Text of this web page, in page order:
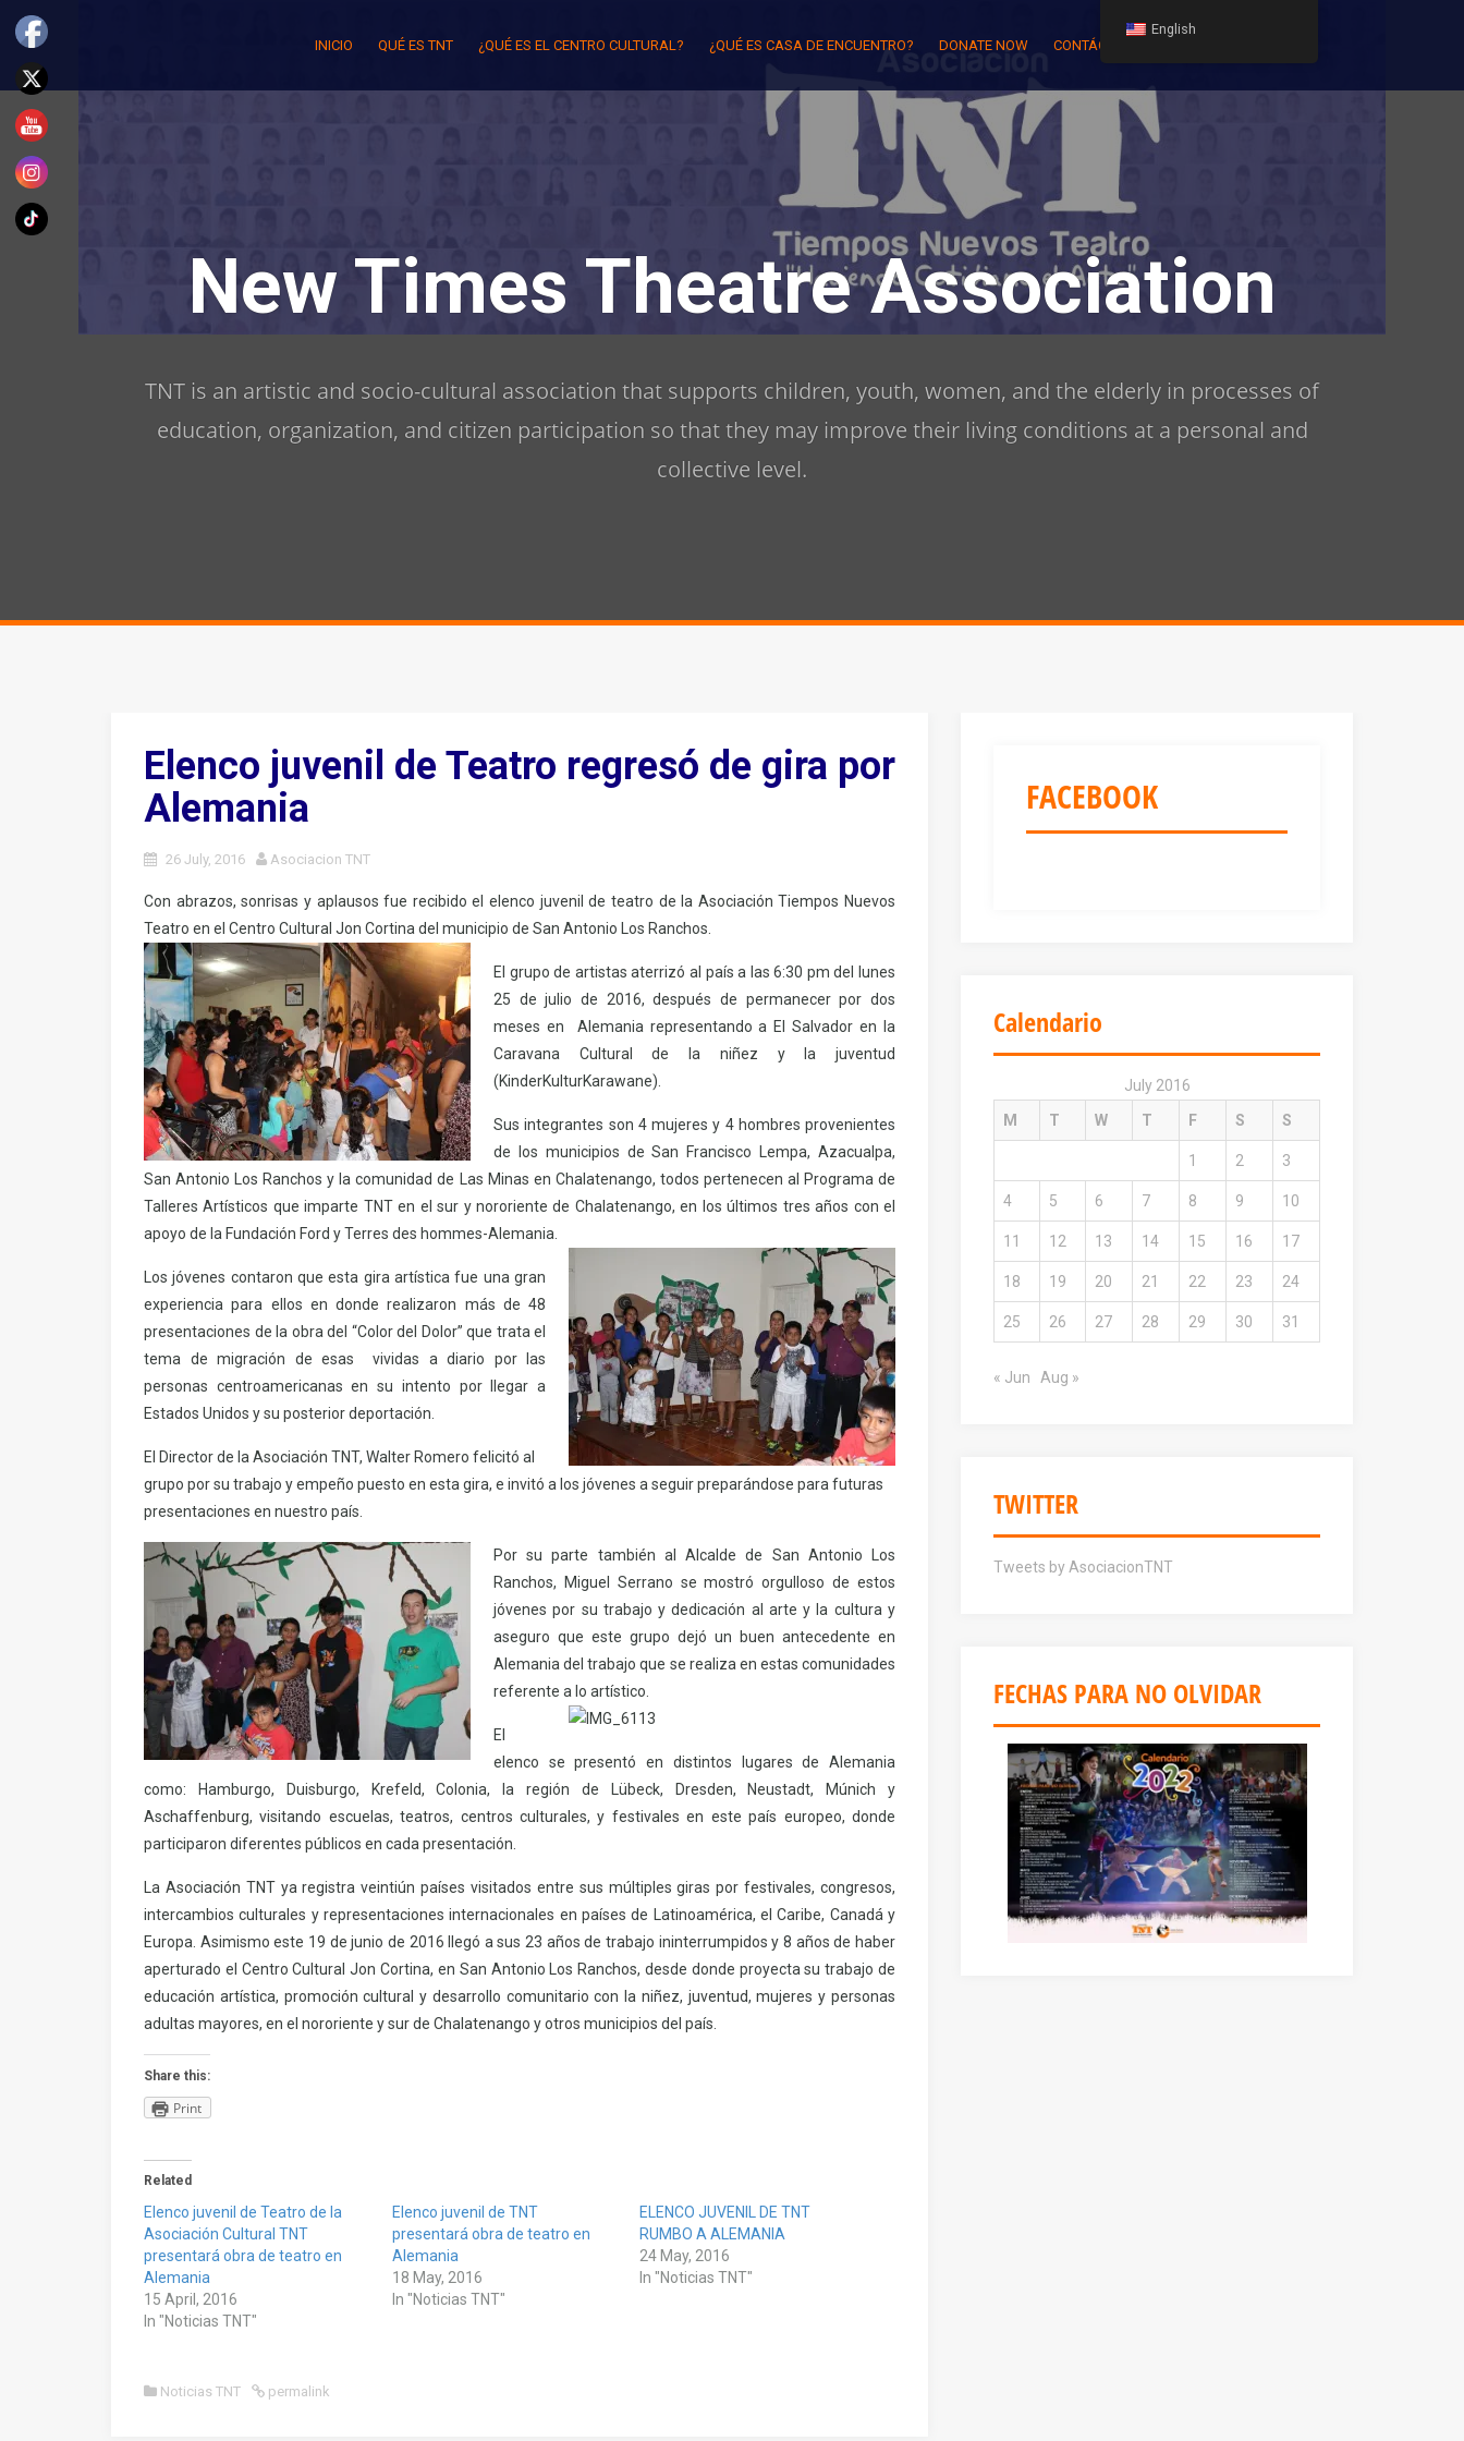
Skip
content
INICIO QUÉ ES TNT ¿QUÉ ES EL CENTRO CULTURAL? ¿QUÉ ES CASA DE ENCUENTRO? DONATE NOW CONTÁCTENOS
New Times Theatre Association
TNT is an artistic and socio-cultural association that supports children, youth, women, and the elderly in processes of
education, organization, and citizen participation so that they may improve their living conditions at a personal and
collective level.
Elenco juvenil de Teatro regresó de gira por
Alemania
26 July, 2016 Asociacion TNT
Con abrazos, sonrisas y aplausos fue recibido el elenco juvenil de teatro de la Asociación Tiempos Nuevos
Teatro en el Centro Cultural Jon Cortina del municipio de San Antonio Los Ranchos.
El grupo de artistas aterrizó al país a las 6:30 pm del lunes
25 de julio de 2016, después de permanecer por dos
meses en Alemania representando a El Salvador en la
Caravana Cultural de la niñez y la juventud
(KinderKulturKarawane).
Sus integrantes son 4 mujeres y 4 hombres provenientes
de los municipios de San Francisco Lempa, Azacualpa,
San Antonio Los Ranchos y la comunidad de Las Minas en Chalatenango, todos pertenecen al Programa de
Talleres Artísticos que imparte TNT en el sur y nororiente de Chalatenango, en los últimos tres años con el
apoyo de la Fundación Ford y Terres des hommes-Alemania.
Los jóvenes contaron que esta gira artística fue una gran
experiencia para ellos en donde realizaron más de 48
presentaciones de la obra del “Color del Dolor” que trata el
tema de migración de esas vividas a diario por las
personas centroamericanas en su intento por llegar a
Estados Unidos y su posterior deportación.
El Director de la Asociación TNT, Walter Romero felicitó al
grupo por su trabajo y empeño puesto en esta gira, e invitó a los jóvenes a seguir preparándose para futuras
presentaciones en nuestro país.
Por su parte también al Alcalde de San Antonio Los
Ranchos, Miguel Serrano se mostró orgulloso de estos
jóvenes por su trabajo y dedicación al arte y la cultura y
aseguro que este grupo dejó un buen antecedente en
Alemania del trabajo que se realiza en estas comunidades
referente a lo artístico.
El
elenco se presentó en distintos lugares de Alemania
como: Hamburgo, Duisburgo, Krefeld, Colonia, la región de Lübeck, Dresden, Neustadt, Múnich y
Aschaffenburg, visitando escuelas, teatros, centros culturales, y festivales en este país europeo, donde
participaron diferentes públicos en cada presentación.
La Asociación TNT ya registra veintiún países visitados entre sus múltiples giras por festivales, congresos,
intercambios culturales y representaciones internacionales en países de Latinoamérica, el Caribe, Canadá y
Europa. Asimismo este 19 de junio de 2016 llegó a sus 23 años de trabajo ininterrumpidos y 8 años de haber
aperturado el Centro Cultural Jon Cortina, en San Antonio Los Ranchos, desde donde proyecta su trabajo de
educación artística, promoción cultural y desarrollo comunitario con la niñez, juventud, mujeres y personas
adultas mayores, en el nororiente y sur de Chalatenango y otros municipios del país.
Share this:
Print
Related
Elenco juvenil de Teatro de la
Asociación Cultural TNT
presentará obra de teatro en
Alemania
15 April, 2016
In "Noticias TNT"
Elenco juvenil de TNT
presentará obra de teatro en
Alemania
18 May, 2016
In "Noticias TNT"
ELENCO JUVENIL DE TNT
RUMBO A ALEMANIA
24 May, 2016
In "Noticias TNT"
Noticias TNT permalink
FACEBOOK
Calendario
July 2016
M
T W T F S S
1 2 3
4 5 6 7 8 9 10
11 12 13 14 15 16 17
18 19 20 21 22 23 24
25 26 27 28 29 30 31
« Jun Aug »
TWITTER
Tweets by AsociacionTNT
FECHAS PARA NO OLVIDAR
English